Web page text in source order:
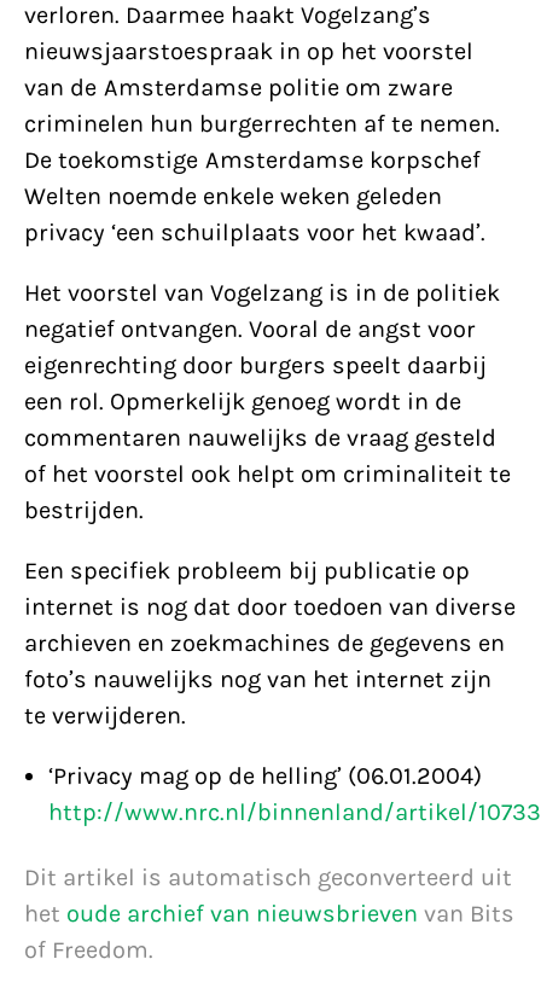
verloren. Daarmee haakt Vogelzang’s
nieuwsjaarstoespraak in op het voorstel
van de Amsterdamse politie om zware
criminelen hun burgerrechten af te nemen.
De toekomstige Amsterdamse korpschef
Welten noemde enkele weken geleden
privacy ‘een schuilplaats voor het kwaad’.
Het voorstel van Vogelzang is in de politiek
negatief ontvangen. Vooral de angst voor
eigenrechting door burgers speelt daarbij
een rol. Opmerkelijk genoeg wordt in de
commentaren nauwelijks de vraag gesteld
of het voorstel ook helpt om criminaliteit te
bestrijden.
Een specifiek probleem bij publicatie op
internet is nog dat door toedoen van diverse
archieven en zoekmachines de gegevens en
foto’s nauwelijks nog van het internet zijn
te verwijderen.
‘Privacy mag op de helling’ (06.01.2004)
http://www.nrc.nl/binnenland/artikel/
Dit artikel is automatisch geconverteerd uit
het oude archief van nieuwsbrieven van Bits
of Freedom.